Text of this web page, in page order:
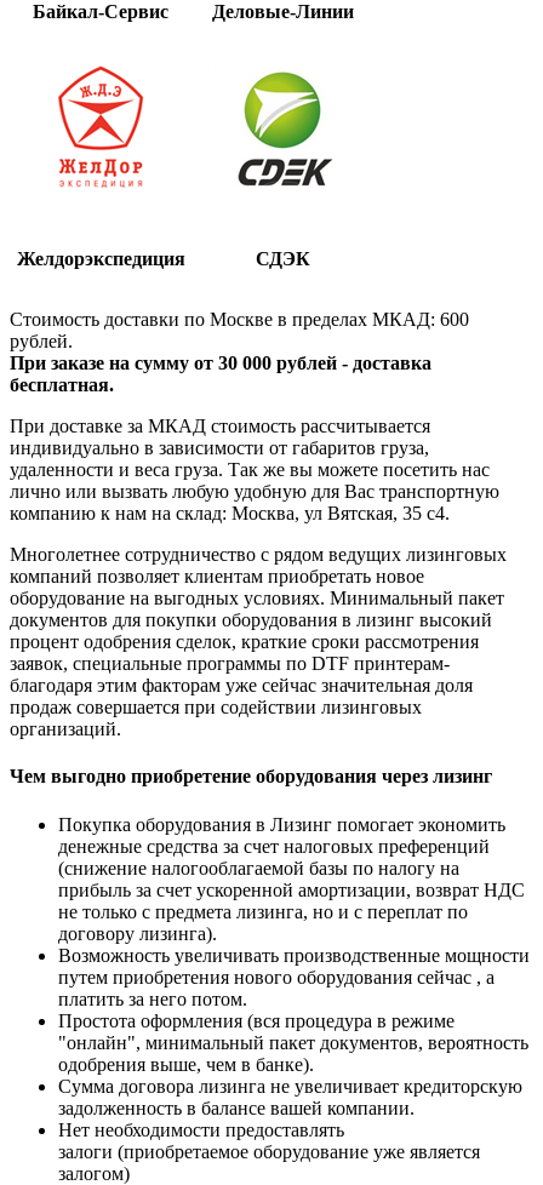
Байкал-Сервис Деловые-Линии
Желдорэкспедиция СДЭК
Стоимость доставки по Москве в пределах МКАД: 600
рублей.
При заказе на сумму от 30 000 рублей - доставка
бесплатная.
При доставке за МКАД стоимость рассчитывается
индивидуально в зависимости от габаритов груза,
удаленности и веса груза. Так же вы можете посетить нас
лично или вызвать любую удобную для Вас транспортную
компанию к нам на склад: Москва, ул Вятская, 35 c4.
Многолетнее сотрудничество с рядом ведущих лизинговых
компаний позволяет клиентам приобретать новое
оборудование на выгодных условиях. Минимальный пакет
документов для покупки оборудования в лизинг высокий
процент одобрения сделок, краткие сроки рассмотрения
заявок, специальные программы по DTF принтерам-
благодаря этим факторам уже сейчас значительная доля
продаж совершается при содействии лизинговых
организаций.
Чем выгодно приобретение оборудования через лизинг
Покупка оборудования в Лизинг помогает экономить
денежные средства за счет налоговых преференций
(снижение налогооблагаемой базы по налогу на
прибыль за счет ускоренной амортизации, возврат НДС
не только с предмета лизинга, но и с переплат по
договору лизинга).
Возможность увеличивать производственные мощности
путем приобретения нового оборудования сейчас , а
платить за него потом.
Простота оформления (вся процедура в режиме
"онлайн", минимальный пакет документов, вероятность
одобрения выше, чем в банке).
Сумма договора лизинга не увеличивает кредиторскую
задолженность в балансе вашей компании.
Нет необходимости предоставлять
залоги (приобретаемое оборудование уже является
залогом)